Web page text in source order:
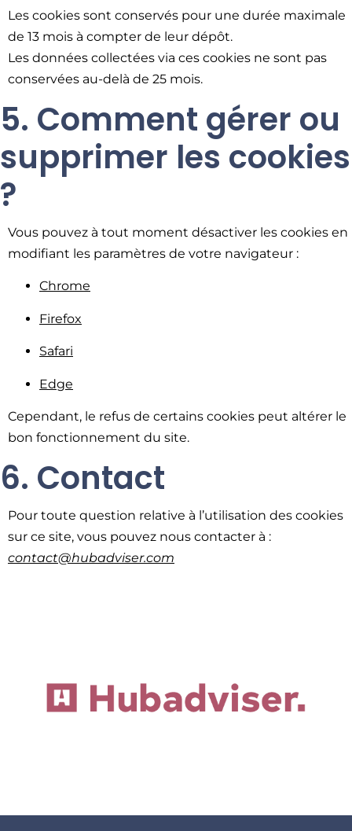
Les cookies sont conservés pour une durée maximale
de 13 mois à compter de leur dépôt.
Les données collectées via ces cookies ne sont pas
conservées au-delà de 25 mois.
5. Comment gérer ou
supprimer les cookies
?
Vous pouvez à tout moment désactiver les cookies en
modifiant les paramètres de votre navigateur :
Chrome
Firefox
Safari
Edge
Cependant, le refus de certains cookies peut altérer le
bon fonctionnement du site.
6. Contact
Pour toute question relative à l’utilisation des cookies
sur ce site, vous pouvez nous contacter à :
contact@hubadviser.com